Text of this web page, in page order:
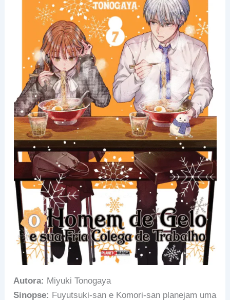
Autora: Miyuki Tonogaya
Sinopse: Fuyutsuki-san e Komori-san planejam uma